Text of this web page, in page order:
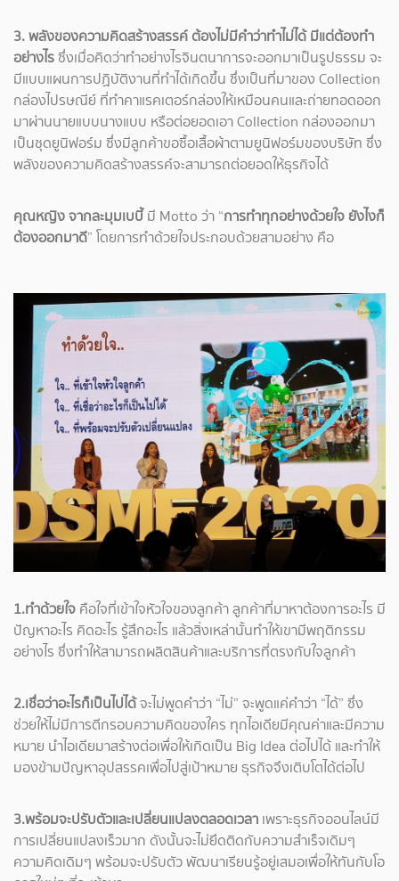
3. พลังของความคิดสร้างสรรค์ ต้องไม่มีคำว่าทำไม่ได้ มีแต่ต้องทำ
อย่างไรซึ่งเมื่อคิดว่าทำอย่างไรจินตนาการจะออกมาเป็นรูปธรรม จะ
มีแบบแผนการปฏิบัติงานที่ทำได้เกิดขึ้น ซึ่งเป็นที่มาของ Collection
กล่องไปรษณีย์ ที่ทำคาแรคเตอร์กล่องให้เหมือนคนและถ่ายทอดออก
มาผ่านนายแบบนางแบบ หรือต่อยอดเอา Collection กล่องออกมา
เป็นชุดยูนิฟอร์ม ซึ่งมีลูกค้าขอซื้อเสื้อผ้าตามยูนิฟอร์มของบริษัท ซึ่ง
พลังของความคิดสร้างสรรค์จะสามารถต่อยอดให้ธุรกิจได้
คุณหญิง จากละมุมเบบี้มี Motto ว่า “การทำทุกอย่างด้วยใจ ยังไงก็
ต้องออกมาดี” โดยการทำด้วยใจประกอบด้วยสามอย่าง คือ
1.ทำด้วยใจ คือใจที่เข้าใจหัวใจของลูกค้า ลูกค้าที่มาหาต้องการอะไร มี
ปัญหาอะไร คิดอะไร รู้สึกอะไร แล้วสิ่งเหล่านั้นทำให้เขามีพฤติกรรม
อย่างไร ซึ่งทำให้สามารถผลิตสินค้าและบริการที่ตรงกับใจลูกค้า
2.เชื่อว่าอะไรก็เป็นไปได้จะไม่พูดคำว่า “ไม่” จะพูดแค่คำว่า “ได้” ซึ่ง
ช่วยให้ไม่มีการตีกรอบความคิดของใคร ทุกไอเดียมีคุณค่าและมีความ
หมาย นำไอเดียมาสร้างต่อเพื่อให้เกิดเป็น Big Idea ต่อไปได้ และทำให้
มองข้ามปัญหาอุปสรรคเพื่อไปสู่เป้าหมาย ธุรกิจจึงเติบโตได้ต่อไป
3.พร้อมจะปรับตัวและเปลี่ยนแปลงตลอดเวลา เพราะธุรกิจออนไลน์มี
การเปลี่ยนแปลงเร็วมาก ดังนั้นจะไม่ยึดติดกับความสำเร็จเดิมๆ
ความคิดเดิมๆ พร้อมจะปรับตัว พัฒนาเรียนรู้อยู่เสมอเพื่อให้ทันกับโอ